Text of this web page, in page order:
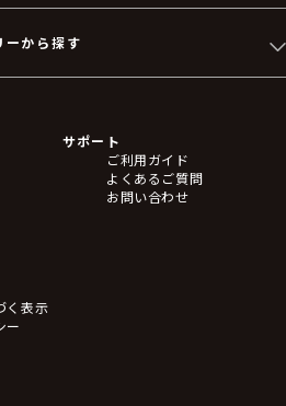
ーから探す
ラップ
・カード
スター
サポート
ご利用ガイド
よくあるご質問
お問い合わせ
く表示
ー